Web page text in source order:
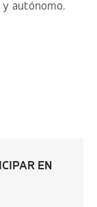
autónomo.
EN